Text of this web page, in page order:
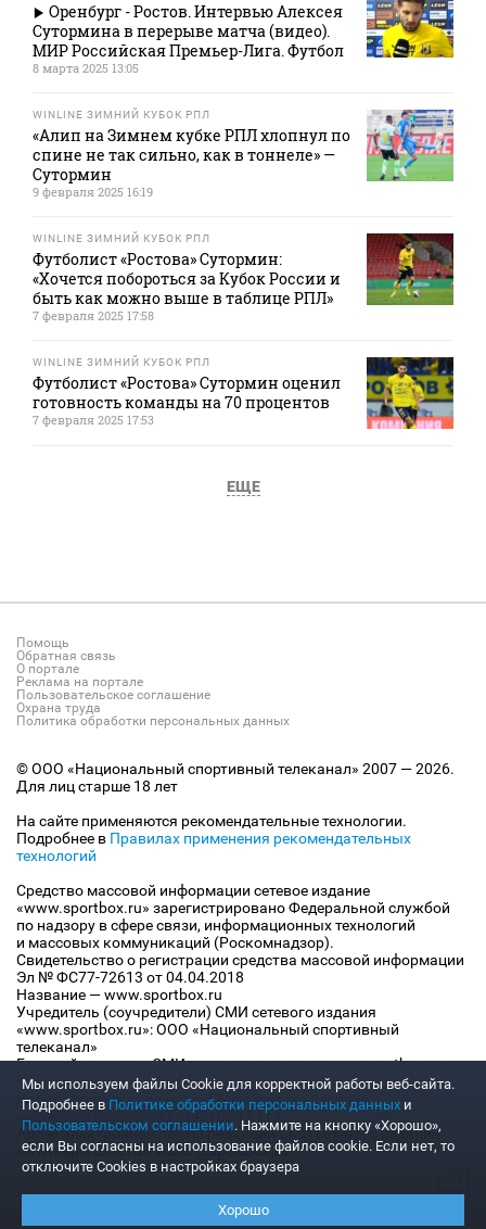
Оренбург - Ростов. Интервью Алексея
Сутормина в перерыве матча (видео).
МИР Российская Премьер-Лига. Футбол
8 марта 2025 13:05
WINLINE ЗИМНИЙ КУБОК РПЛ
«Алип на Зимнем кубке РПЛ хлопнул по
спине не так сильно, как в тоннеле» —
Сутормин
9 февраля 2025 16:19
WINLINE ЗИМНИЙ КУБОК РПЛ
Футболист «Ростова» Сутормин:
«Хочется побороться за Кубок России и
быть как можно выше в таблице РПЛ»
7 февраля 2025 17:58
WINLINE ЗИМНИЙ КУБОК РПЛ
Футболист «Ростова» Сутормин оценил
готовность команды на 70 процентов
7 февраля 2025 17:53
ЕЩЕ
Помощь
Обратная связь
О портале
Реклама на портале
Пользовательское соглашение
Охрана труда
Политика обработки персональных данных
© ООО «Национальный спортивный телеканал» 2007 — 2026.
Для лиц старше 18 лет
На сайте применяются рекомендательные технологии.
Подробнее в Правилах применения рекомендательных
технологий
Средство массовой информации сетевое издание
«www.sportbox.ru» зарегистрировано Федеральной службой
по надзору в сфере связи, информационных технологий
и массовых коммуникаций (Роскомнадзор).
Свидетельство о регистрации средства массовой информации
Эл № ФС77-72613 от 04.04.2018
Название — www.sportbox.ru
Учредитель (соучредители) СМИ сетевого издания
«www.sportbox.ru»: ООО «Национальный спортивный
телеканал»
Главный редактор СМИ сетевого издания «www.sportbox.ru»:
Конов В.А.
Номер телефона редакции СМИ сетевого издания
«www.sportbox.ru»: +7 (495) 653 8419
Адрес электронной почты редакции СМИ сетевого издания
«www.sportbox.ru»: editor@sportbox.ru
Мы используем файлы Сookie для корректной работы веб-сайта.
Подробнее в Политике обработки персональных данных и
Пользовательском соглашении. Нажмите на кнопку «Хорошо»,
если Вы согласны на использование файлов cookie. Если нет, то
отключите Cookies в настройках браузера
Хорошо